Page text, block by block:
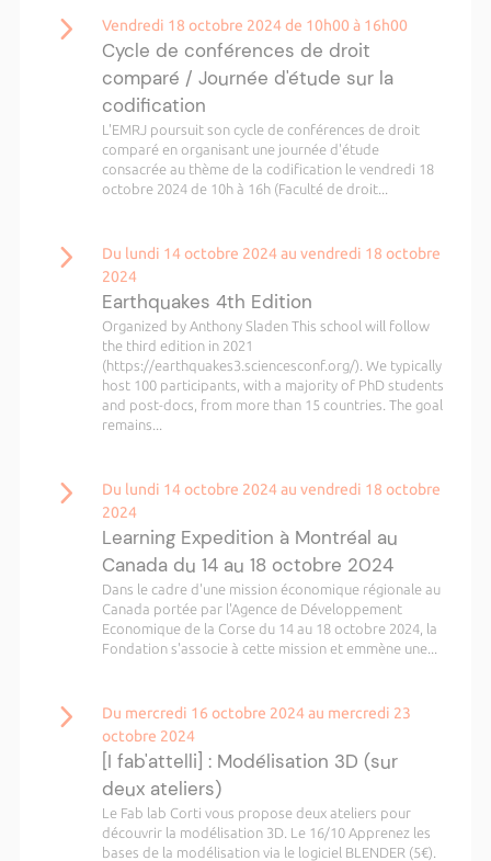
Vendredi 18 octobre 2024 de 10h00 à 16h00
Cycle de conférences de droit
comparé / Journée d'étude sur la
codification
L'EMRJ poursuit son cycle de conférences de droit
comparé en organisant une journée d'étude
consacrée au thème de la codification le vendredi 18
octobre 2024 de 10h à 16h (Faculté de droit...
Du lundi 14 octobre 2024 au vendredi 18 octobre
2024
Earthquakes 4th Edition
Organized by Anthony Sladen This school will follow
the third edition in 2021
(https://earthquakes3.sciencesconf.org/). We typically
host 100 participants, with a majority of PhD students
and post-docs, from more than 15 countries. The goal
remains...
Du lundi 14 octobre 2024 au vendredi 18 octobre
2024
Learning Expedition à Montréal au
Canada du 14 au 18 octobre 2024
Dans le cadre d'une mission économique régionale au
Canada portée par l'Agence de Développement
Economique de la Corse du 14 au 18 octobre 2024, la
Fondation s'associe à cette mission et emmène une...
Du mercredi 16 octobre 2024 au mercredi 23
octobre 2024
[I fab'attelli] : Modélisation 3D (sur
deux ateliers)
Le Fab lab Corti vous propose deux ateliers pour
découvrir la modélisation 3D. Le 16/10 Apprenez les
bases de la modélisation via le logiciel BLENDER (5€).